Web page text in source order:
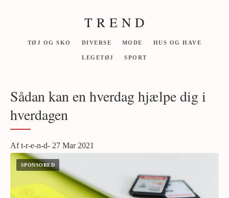
T R E N D
TØJ OG SKO DIVERSE MODE HUS OG HAVE
LEGETØJ SPORT
Sådan kan en hverdag hjælpe dig i
hverdagen
Af t-r-e-n-d- 27 Mar 2021